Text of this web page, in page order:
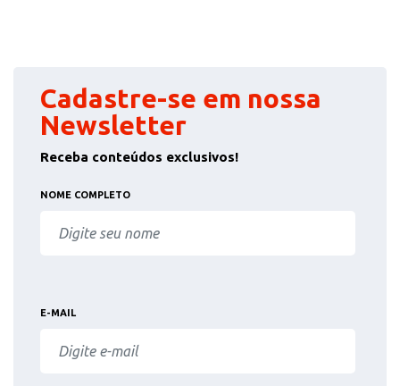
Cadastre-se em nossa
Newsletter
Receba conteúdos exclusivos!
NOME COMPLETO
E-MAIL